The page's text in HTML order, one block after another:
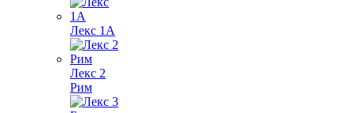
Лекс 1А
Лекс 2
Рим